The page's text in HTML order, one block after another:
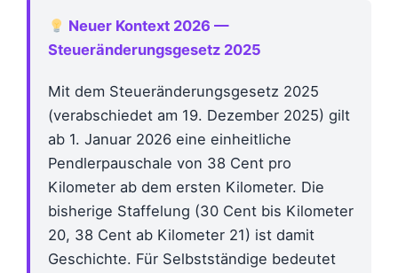
Neuer Kontext 2026 —
Steueränderungsgesetz 2025
Mit dem Steueränderungsgesetz 2025
(verabschiedet am 19. Dezember 2025) gilt
ab 1. Januar 2026 eine einheitliche
Pendlerpauschale von 38 Cent pro
Kilometer ab dem ersten Kilometer. Die
bisherige Staffelung (30 Cent bis Kilometer
20, 38 Cent ab Kilometer 21) ist damit
Geschichte. Für Selbstständige bedeutet